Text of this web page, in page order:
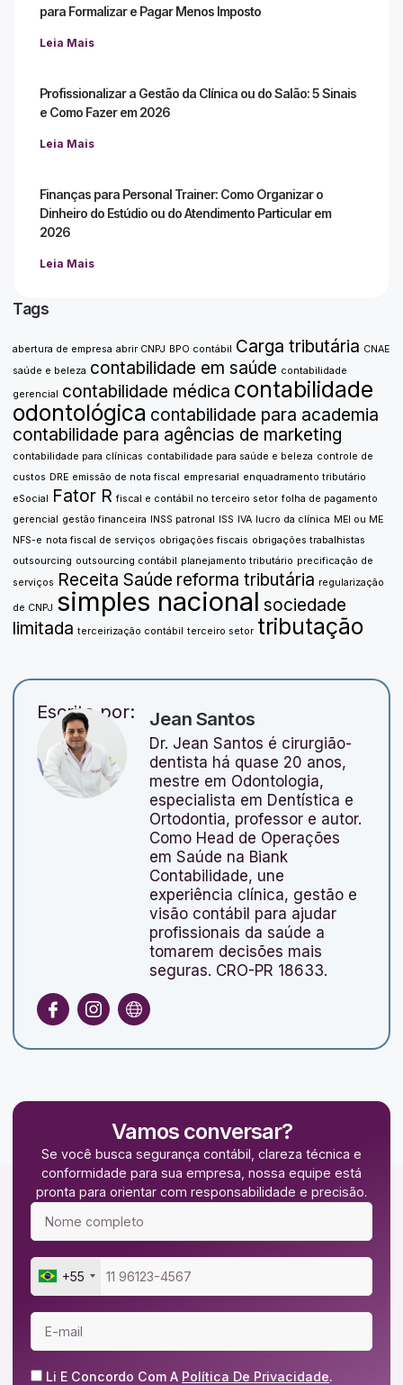
para Formalizar e Pagar Menos Imposto
Leia Mais
Profissionalizar a Gestão da Clínica ou do Salão: 5 Sinais
e Como Fazer em 2026
Leia Mais
Finanças para Personal Trainer: Como Organizar o
Dinheiro do Estúdio ou do Atendimento Particular em
2026
Leia Mais
Tags
abertura de empresa abrir CNPJ BPO contábil Carga tributária CNAE
saúde e beleza contabilidade em saúde contabilidade
gerencial contabilidade médica contabilidade
odontológica contabilidade para academia
contabilidade para agências de marketing
contabilidade para clínicas contabilidade para saúde e beleza controle de
custos DRE emissão de nota fiscal empresarial enquadramento tributário
eSocial Fator R fiscal e contábil no terceiro setor folha de pagamento
gerencial gestão financeira INSS patronal ISS IVA lucro da clínica MEI ou ME
NFS-e nota fiscal de serviços obrigações fiscais obrigações trabalhistas
outsourcing outsourcing contábil planejamento tributário precificação de
serviços Receita Saúde reforma tributária regularização
de CNPJ simples nacional sociedade
limitada terceirização contábil terceiro setor tributação
Escrito por: Jean Santos
Dr. Jean Santos é cirurgião-
dentista há quase 20 anos,
mestre em Odontologia,
especialista em Dentística e
Ortodontia, professor e autor.
Como Head de Operações
em Saúde na Biank
Contabilidade, une
experiência clínica, gestão e
visão contábil para ajudar
profissionais da saúde a
tomarem decisões mais
seguras. CRO-PR 18633.
Vamos conversar?
Se você busca segurança contábil, clareza técnica e
conformidade para sua empresa, nossa equipe está
pronta para orientar com responsabilidade e precisão.
+55
Li E Concordo Com A Política De Privacidade.